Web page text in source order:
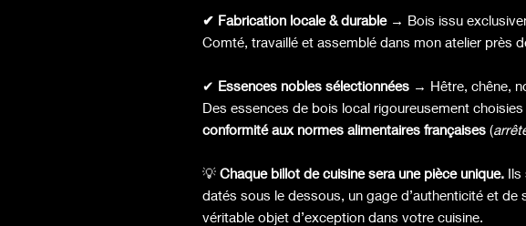
✔ Fabrication locale & durable → Bois issu
Comté, travaillé et assemblé dans mon atelier près
✔ Essences nobles sélectionnées → Hêtre, chêne,
Des essences de bois local rigoureusement
conformité aux normes alimentaires françaises (
💡 Chaque billot de cuisine sera une pièce unique. Ils
datés sous le dessous, un gage d’authenticité et de
véritable objet d’exception dans votre cuisine.